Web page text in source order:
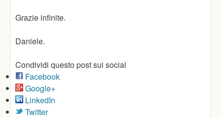
Grazie infinite.
Daniele.
Condividi questo post sui social
Facebook
Google+
LinkedIn
Twitter